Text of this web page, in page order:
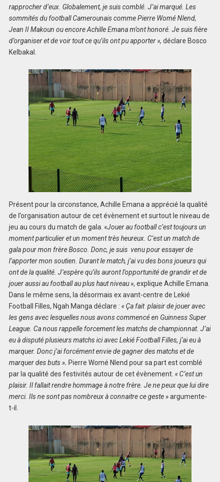
rapprocher d’eux. Globalement, je suis comblé. J’ai marqué. Les
sommités du football Camerounais comme Pierre Womé Nlend,
Jean II Makoun ou encore Achille Emana m’ont honoré. Je suis fière
d’organiser et de voir tout ce qu’ils ont pu apporter », déclare Bosco
Kelbakal.
Présent pour la circonstance, Achille Emana a apprécié la qualité
de l’organisation autour de cet évènement et surtout le niveau de
jeu au cours du match de gala. «Jouer au football c’est toujours un
moment particulier et un moment très heureux. C’est un match de
gala pour mon frère Bosco. Donc, je suis venu pour essayer de
l’apporter mon soutien. Durant le match, j’ai vu des bons joueurs qui
ont de la qualité. J’espère qu’ils auront l’opportunité de grandir et de
jouer aussi au football au plus haut niveau », explique Achille Emana.
Dans le même sens, la désormais ex avant-centre de Lekié
Football Filles, Ngah Manga déclare : « Ça fait plaisir de jouer avec
les gens avec lesquelles nous avons commencé en Guinness Super
League. Ca nous rappelle forcement les matchs de championnat. J’ai
eu à disputé plusieurs matchs ici avec Lekié Football Filles, j’ai eu à
marquer. Donc j’ai forcément envie de gagner des matchs et de
marquer des buts ». Pierre Womé Nlend pour sa part est comblé
par la qualité des festivités autour de cet évènement. « C’est un
plaisir. Il fallait rendre hommage à notre frère. Je ne peux que lui dire
merci. Ils ne sont pas nombreux à connaitre ce geste »argumente-
t-il.